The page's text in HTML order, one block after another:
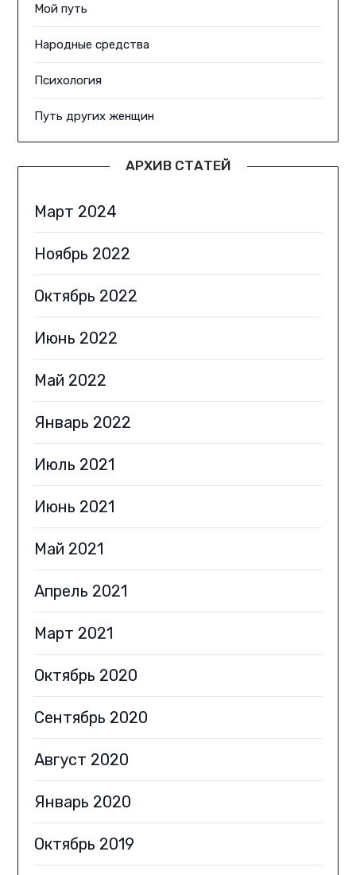
Мой путь
Народные средства
Психология
Путь других женщин
АРХИВ СТАТЕЙ
Март 2024
Ноябрь 2022
Октябрь 2022
Июнь 2022
Май 2022
Январь 2022
Июль 2021
Июнь 2021
Май 2021
Апрель 2021
Март 2021
Октябрь 2020
Сентябрь 2020
Август 2020
Январь 2020
Октябрь 2019